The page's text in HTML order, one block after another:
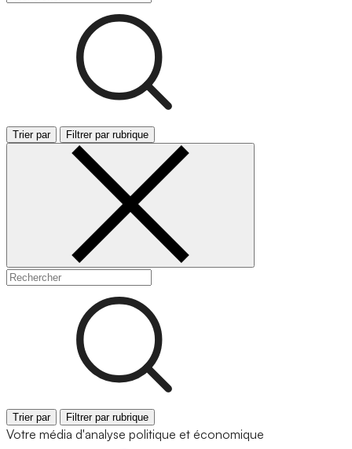
Trier par Filtrer par rubrique
Trier par Filtrer par rubrique
Votre média d'analyse politique et économique